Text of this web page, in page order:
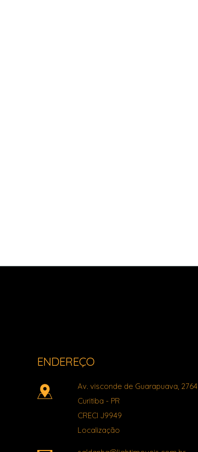
ENDEREÇO
Av. visconde de Guarapuava, 2764
Curitiba - PR
CRECI J9949
Localização